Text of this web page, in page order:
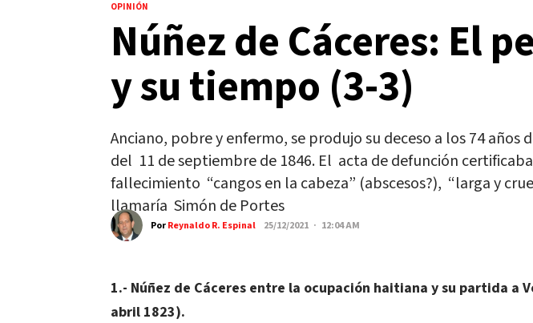
OPINIÓN
Núñez de Cáceres: El
y su tiempo (3-3)
Anciano, pobre y enfermo, se produjo su deceso a los 74 años
del 11 de septiembre de 1846. El acta de defunción
fallecimiento “cangos en la cabeza” (abscesos?), “larga y
llamaría Simón de Portes
PorReynaldo R. Espinal 25/12/2021 · 12:04 AM
1.- Núñez de Cáceres entre la ocupación haitiana y su partida a
abril 1823).